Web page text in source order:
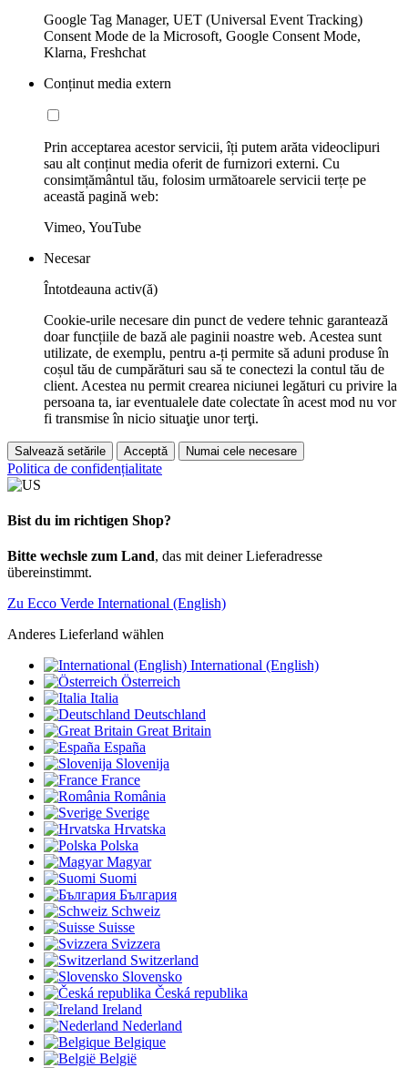
Google Tag Manager, UET (Universal Event Tracking)
Consent Mode de la Microsoft, Google Consent Mode,
Klarna, Freshchat
Conținut media extern
Prin acceptarea acestor servicii, îți putem arăta videoclipuri
sau alt conținut media oferit de furnizori externi. Cu
consimțământul tău, folosim următoarele servicii terțe pe
această pagină web:
Vimeo, YouTube
Necesar
Întotdeauna activ(ă)
Cookie-urile necesare din punct de vedere tehnic garantează
doar funcțiile de bază ale paginii noastre web. Acestea sunt
utilizate, de exemplu, pentru a-ți permite să aduni produse în
coșul tău de cumpărături sau să te conectezi la contul tău de
client. Acestea nu permit crearea niciunei legături cu privire la
persoana ta, iar eventualele date colectate în acest mod nu vor
fi transmise în nicio situaţie unor terţi.
Salvează setările Acceptă Numai cele necesare
Politica de confidențialitate
Bist du im richtigen Shop?
Bitte wechsle zum Land, das mit deiner Lieferadresse
übereinstimmt.
Zu Ecco Verde International (English)
Anderes Lieferland wählen
International (English)
Österreich
Italia
Deutschland
Great Britain
España
Slovenija
France
România
Sverige
Hrvatska
Polska
Magyar
Suomi
България
Schweiz
Suisse
Svizzera
Switzerland
Slovensko
Česká republika
Ireland
Nederland
Belgique
België